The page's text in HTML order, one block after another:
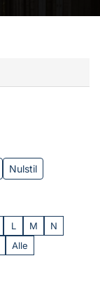
Nulstil
L M
N
Alle